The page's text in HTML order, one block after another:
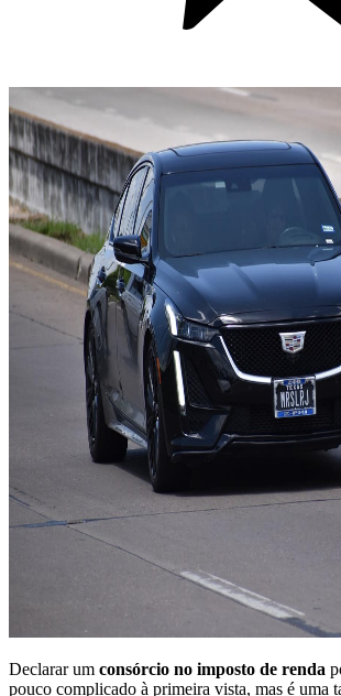
Declarar um consórcio no imposto de renda
pouco complicado à primeira vista, mas é uma